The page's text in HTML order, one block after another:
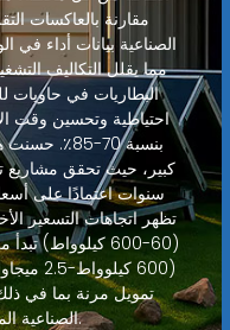
مقارنة بالعاكسات
الصناعية بيانات أداء في
البطاريات في حاويات
احتياطية وتحسين وقت
بنسبة 70-
سنوات اعتمادًا على
تظهر اتجاهات التسعير
تمويل مرنة بما في
الصناعية المتاحة للمشاريع التجارية.